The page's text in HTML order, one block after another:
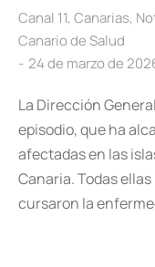
Canal 11, Canarias,
Canario de Salud
24 de marzo de
La Dirección
episodio, que ha
afectadas en las
Canaria. Todas
cursaron la